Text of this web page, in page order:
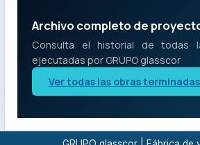
Archivo completo de
Consulta el historial de todas
ejecutadas por GRUPO glasscor
Ver todas las obras